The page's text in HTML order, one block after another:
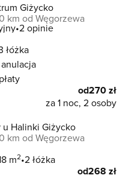
Giżycko
km od Węgorzewa
2 opinie
łóżka
od270 zł
za 1 noc, 2 osoby
Halinki Giżycko
km od Węgorzewa
m2 2 łóżka
od268 zł